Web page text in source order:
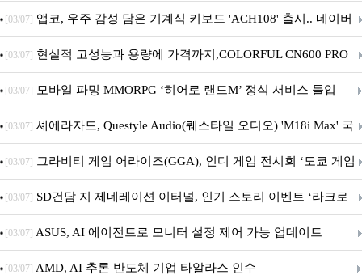
니터·스마트 펫 침대 기부
[03/07] 앱코, 우주 감성 담은 기계식 키보드 'ACH108' 출시.. 네이버
브랜드데이 기획전 진행
[03/07] 현실적 고성능과 용량에 가격까지,COLORFUL CN600 PRO
M.2 NVMe 디앤디컴 1TB
[03/07] 모바일 파밍 MMORPG ‘히어로 랜드M’ 정식 서비스 돌입
[03/07] 셰에라자드, Questyle Audio(퀘스타일 오디오) 'M18i Max' 국
내 정식 출시
[03/07] 그라비티 게임 어라이즈(GGA), 인디 게임 전시회 ‘도쿄 게임
던전 13’ 참가!
[03/07] SD건담 지 제네레이션 이터널, 인기 스토리 이벤트 ‘라크로
아의 용사’ 재개최 및 풍성한 기념 이벤트 실시!
[03/07] ASUS, AI 에이전트로 모니터 설정 제어 가능 업데이트
[03/07] AMD, AI 추론 반도체 기업 타알라스 인수